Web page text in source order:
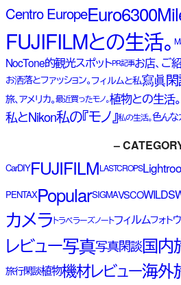
Centro Europe
FUJIFILMとの生活。
NocTone的観光スポットPR記事お店、ご
お洒落とファッション。フィルムと私寫眞
旅、アメリカ。最近買ったモノ。植物との生活。
私とNikon私の『モノ』私の生活。色んな
–
CarDIYFUJIFILMLASTCROPS
PENTAXPopularSIGMAVSCO
カメラトラベラーズノートフィルムフォト
レビュー写真写真閑談国内
旅行閑談植物機材レビュー海外